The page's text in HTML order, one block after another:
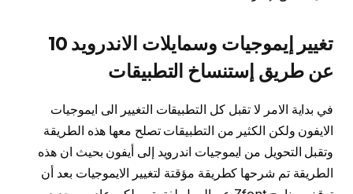
تغيير إيموجيات وسمايلات الاندرويد 10
عن طريق إستنساخ التطبيقات
في بداية الامر لا تقبل كل التطبيقات التغيير الى ايموجيات
الايفون ولكن الكثير من التطبيقات تصلح معها هذه الطريقة
وتقبل التحويل من ايموجيات اندرويد إلى أيفون بحيث ان هذه
الطريقة تم شرحها كطريقة مؤقتة لتغيير الايموجيات بعد أن